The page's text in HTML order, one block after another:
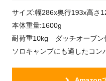
サイズ:幅286x奥行193x高さ
本体重量:1600g
耐荷重10kg ダッチオーブン
ソロキャンプにも適したコン